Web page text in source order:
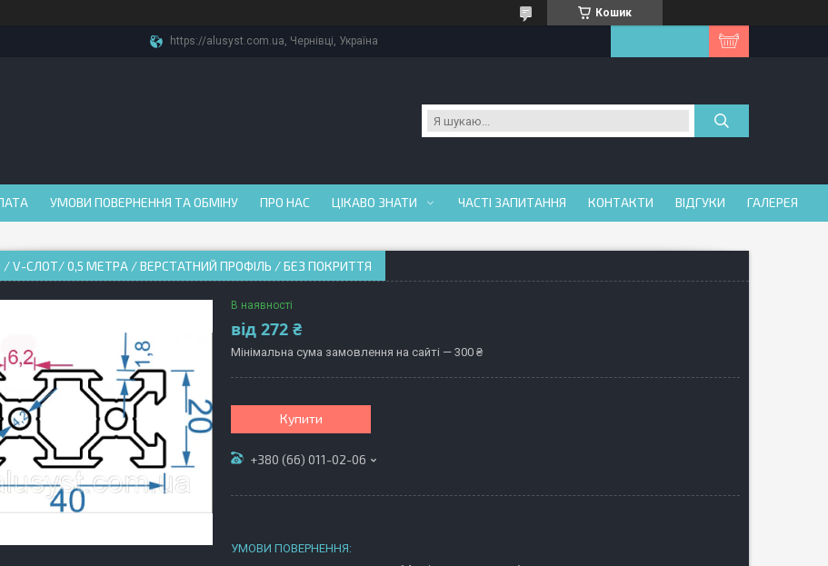
Кошик
https://alusyst.com.ua, Чернівці, Україна
УМОВИ ПОВЕРНЕННЯ ТА ОБМІНУ ПРО НАС ЦІКАВО ЗНАТИ ЧАСТІ ЗАПИТАННЯ КОНТАКТИ ВІДГУКИ ГАЛЕРЕЯ
/ V-СЛОТ/ 0,5 МЕТРА / ВЕРСТАТНИЙ ПРОФІЛЬ / БЕЗ ПОКРИТТЯ
В наявності
від 272 ₴
Мінімальна сума замовлення на сайті — 300 ₴
Купити
+380 (66) 011-02-06